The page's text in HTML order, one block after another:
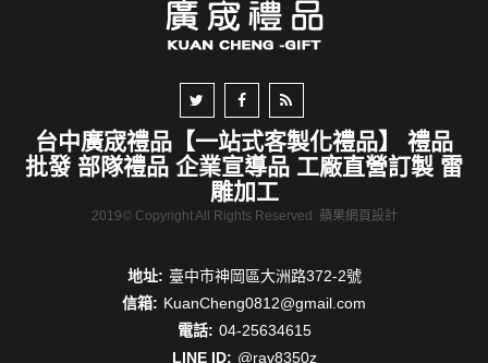
台中廣宬禮品【一站式客製化禮品】 禮品
批發 部隊禮品 企業宣導品 工廠直營訂製 雷
雕加工
2019© Copyright All Rights Reserved 蘋果網頁設計
地址: 臺中市神岡區大洲路372-2號
信箱: KuanCheng0812@gmail.com
電話: 04-25634615
LINE ID: @rav8350z